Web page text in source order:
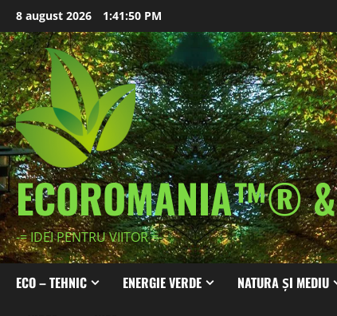
Skip
to
content
8 august 2026 1:41:52 PM
ECOROMANIA™®
-= IDEI PENTRU VIITOR =-
ECO – TEHNIC ENERGIE VERDE NATURA ȘI MEDIU